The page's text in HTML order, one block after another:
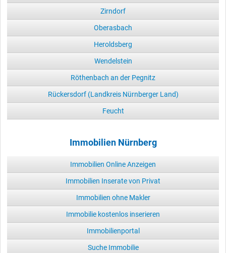
Zirndorf
Oberasbach
Heroldsberg
Wendelstein
Röthenbach an der Pegnitz
Rückersdorf (Landkreis Nürnberger Land)
Feucht
Immobilien Nürnberg
Immobilien Online Anzeigen
Immobilien Inserate von Privat
Immobilien ohne Makler
Immobilie kostenlos inserieren
Immobilienportal
Suche Immobilie